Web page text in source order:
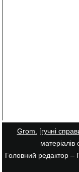
Grom. [гучні
Головний редактор –